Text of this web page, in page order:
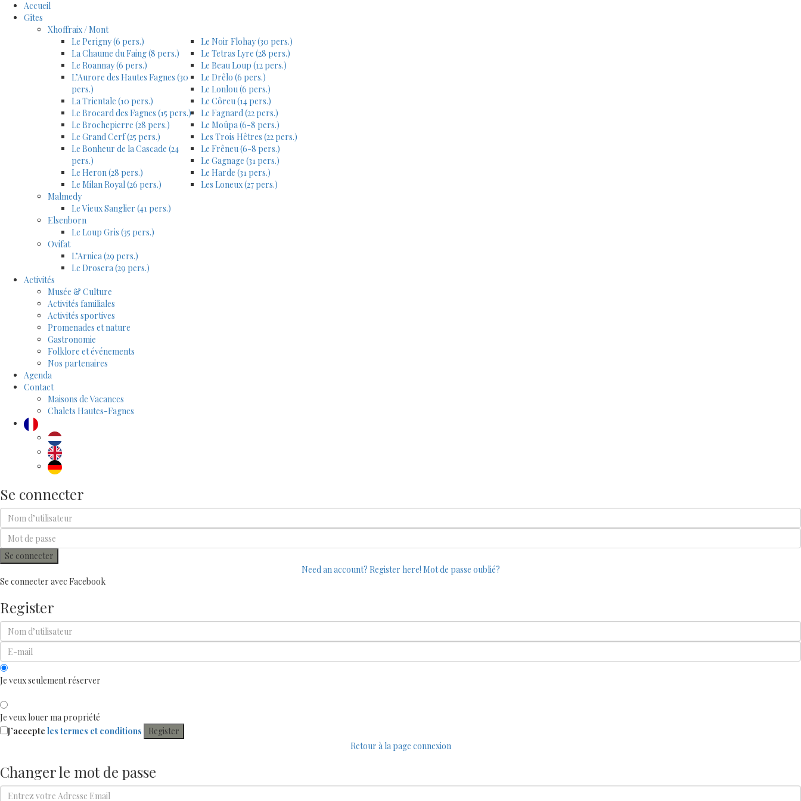
Accueil
Gîtes
Xhoffraix / Mont
Le Perigny (6 pers.)
La Chaume du Faing (8 pers.)
Le Roannay (6 pers.)
L’Aurore des Hautes Fagnes (30
pers.)
La Trientale (10 pers.)
Le Brocard des Fagnes (15 pers.)
Le Brochepierre (28 pers.)
Le Grand Cerf (25 pers.)
Le Bonheur de la Cascade (24
pers.)
Le Heron (28 pers.)
Le Milan Royal (26 pers.)
Le Noir Flohay (30 pers.)
Le Tetras Lyre (28 pers.)
Le Beau Loup (12 pers.)
Le Drêlo (6 pers.)
Le Lonlou (6 pers.)
Le Côreu (14 pers.)
Le Fagnard (22 pers.)
Le Moûpa (6-8 pers.)
Les Trois Hêtres (22 pers.)
Le Frêneu (6-8 pers.)
Le Gagnage (31 pers.)
Le Harde (31 pers.)
Les Loneux (27 pers.)
Malmedy
Le Vieux Sanglier (41 pers.)
Elsenborn
Le Loup Gris (35 pers.)
Ovifat
L’Arnica (29 pers.)
Le Drosera (29 pers.)
Activités
Musée & Culture
Activités familiales
Activités sportives
Promenades et nature
Gastronomie
Folklore et événements
Nos partenaires
Agenda
Contact
Maisons de Vacances
Chalets Hautes-Fagnes
Se connecter
Se connecter
Need an account? Register here! Mot de passe oublié?
Se connecter avec Facebook
Register
Je veux seulement réserver
Je veux louer ma propriété
J’accepte les termes et conditions
Register
Retour à la page connexion
Changer le mot de passe